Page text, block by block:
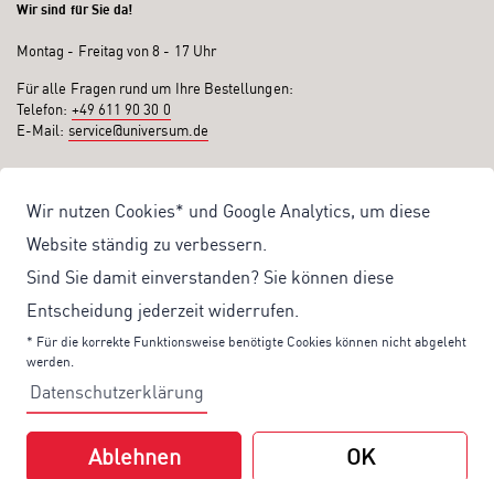
Wir nutzen Cookies* und Google Analytics, um diese
Website ständig zu verbessern.
Sind Sie damit einverstanden? Sie können diese
Entscheidung jederzeit widerrufen.
* Für die korrekte Funktionsweise benötigte Cookies können nicht abgeleht
werden.
Datenschutzerklärung
Ablehnen OK
Wir sind für Sie da!
Montag - Freitag von 8 - 17 Uhr
Für alle Fragen rund um Ihre Bestellungen:
Telefon: +49 611 90 30 0
E-Mail: service@universum.de
Kostenloser Versand ab 50€ Bestellwert
Sicher Einkaufen: Rechnung, PayPal
Produktentwicklung von eigener Fachredaktion
Sonderaktionen & Preisvorteile
Aktuelle News zu unseren Shop-Angeboten
Mit unserem Newsletter UV-Report informieren wir Sie regelmäßig über
aktuelle Angebote und neue Produkte:
geht es zu unserem Newsletter.